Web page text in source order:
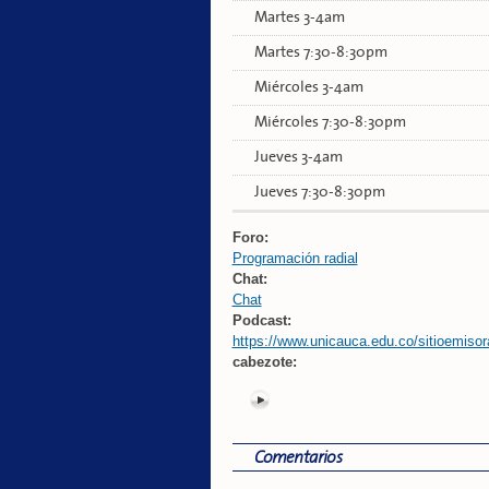
Martes 3-4am
Martes 7:30-8:30pm
Miércoles 3-4am
Miércoles 7:30-8:30pm
Jueves 3-4am
Jueves 7:30-8:30pm
Foro:
Programación radial
Chat:
Chat
Podcast:
https://www.unicauca.edu.co/
cabezote:
Comentarios